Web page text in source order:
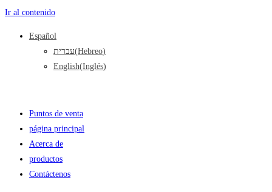
Ir al contenido
Español
עברית(Hebreo)
English(Inglés)
Puntos de venta
página principal
Acerca de
productos
Contáctenos